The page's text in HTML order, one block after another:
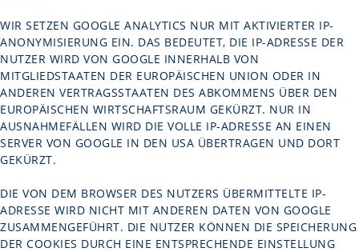
WIR SETZEN GOOGLE ANALYTICS NUR MIT AKTIVIERTER IP-
ANONYMISIERUNG EIN. DAS BEDEUTET, DIE IP-ADRESSE DER
NUTZER WIRD VON GOOGLE INNERHALB VON
MITGLIEDSTAATEN DER EUROPÄISCHEN UNION ODER IN
ANDEREN VERTRAGSSTAATEN DES ABKOMMENS ÜBER DEN
EUROPÄISCHEN WIRTSCHAFTSRAUM GEKÜRZT. NUR IN
AUSNAHMEFÄLLEN WIRD DIE VOLLE IP-ADRESSE AN EINEN
SERVER VON GOOGLE IN DEN USA ÜBERTRAGEN UND DORT
GEKÜRZT.
DIE VON DEM BROWSER DES NUTZERS ÜBERMITTELTE IP-
ADRESSE WIRD NICHT MIT ANDEREN DATEN VON GOOGLE
ZUSAMMENGEFÜHRT. DIE NUTZER KÖNNEN DIE SPEICHERUNG
DER COOKIES DURCH EINE ENTSPRECHENDE EINSTELLUNG